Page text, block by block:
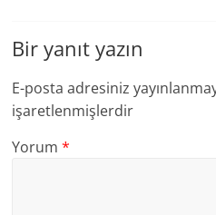
Bir yanıt yazın
E-posta adresiniz
işaretlenmişlerdir
Yorum*